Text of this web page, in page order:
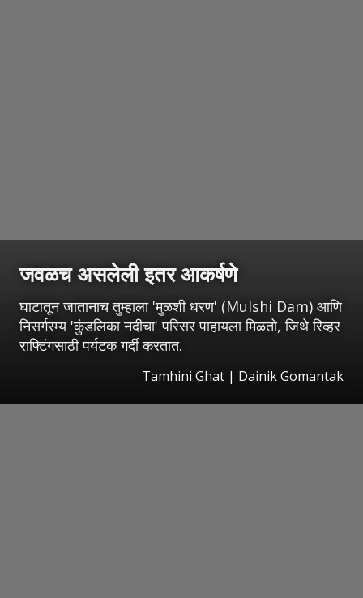
जवळच असलेली इतर आकर्षणे
घाटातून जातानाच तुम्हाला 'मुळशी धरण' (Mulshi Dam) आणि
निसर्गरम्य 'कुंडलिका नदीचा' परिसर पाहायला मिळतो, जिथे रिव्हर
राफ्टिंगसाठी पर्यटक गर्दी करतात.
Tamhini Ghat | Dainik Gomantak